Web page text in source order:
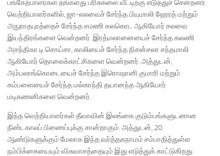
பங்கேற்பாளர்கள் தங்களது பரிசுகளை வீட்டிற்கு எடுத்துச் சென்றனர்.
வெற்றியாளர்களில், ஜா-எலவைச் சேர்ந்த பியுமாலி ஹேரத் மற்றும்
அநுராதபுரத்தைச் சேர்ந்த சமணி கலகொட ஆகியோர் சலவை
இயந்திரங்களை வென்றனர். இரத்மலானையைச் சேர்ந்த கலணி
அசந்திகா டி சொய்சா, காலியைச் சேர்ந்த நிசன்சலா சந்தமாலி
ஆகியோர் தொலைக்காட்சிகளை வென்றனர். அத்துடன்,
அம்பலாங்கொடையைச் சேர்ந்த இரொஷானி குமாரி மற்றும்
கம்பளையைச் சேர்ந்த மல்காந்தி தயானந்த ஆகியோர்
மடிகணனிகளை வென்றனர்.
இந்த வெற்றியாளர்கள் தீவாவின் இலங்கை குடும்பங்களுடனான
நீண்டகாலப் பிணைப்புக்கு சான்றாகும். அத்துடன், 20
ஆண்டுகளுக்கும் மேலாக இந்த வர்த்தகநாமம் சம்பாதித்துள்ள
நம்பிக்கையையும் விசுவாசத்தையும் இது எடுத்துக் காட்டுகிறது.